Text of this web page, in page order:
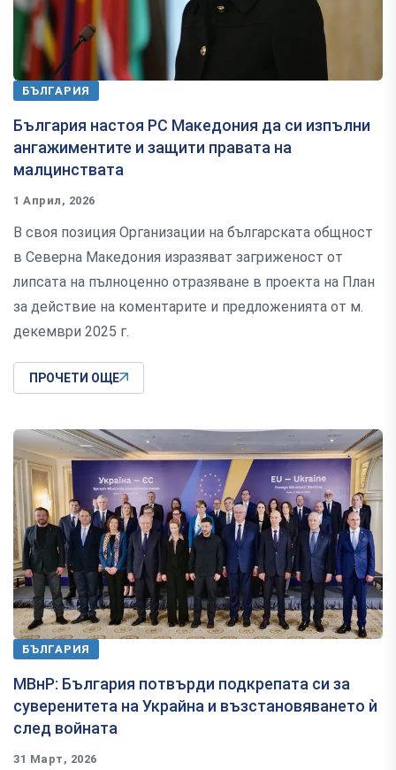
БЪЛГАРИЯ
България настоя РС Македония да си изпълни
ангажиментите и защити правата на
малцинствата
1 Април, 2026
В своя позиция Организации на българската общност
в Северна Македония изразяват загриженост от
липсата на пълноценно отразяване в проекта на План
за действие на коментарите и предложенията от м.
декември 2025 г.
ПРОЧЕТИ ОЩЕ
БЪЛГАРИЯ
МВнР: България потвърди подкрепата си за
суверенитета на Украйна и възстановяването ѝ
след войната
31 Март, 2026